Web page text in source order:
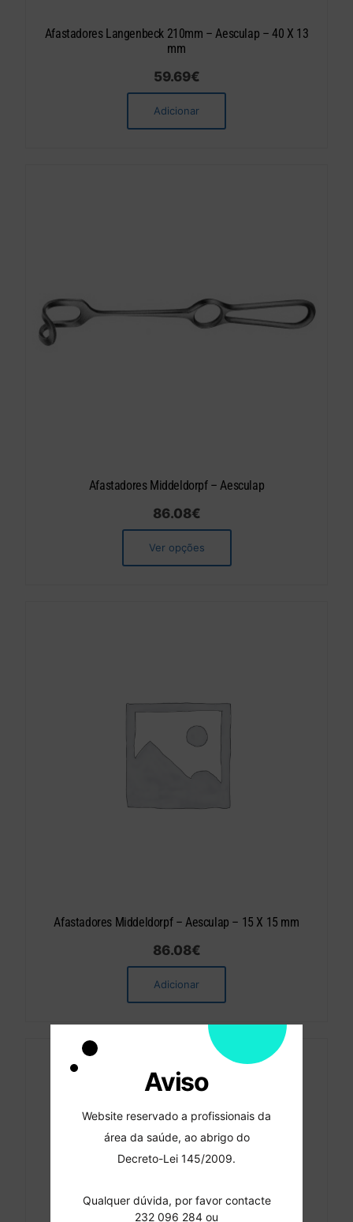
Afastadores Langenbeck 210mm – Aesculap – 40 X 13
mm
59.69€
Adicionar
Afastadores Middeldorpf – Aesculap
86.08€
Ver opções
Afastadores Middeldorpf – Aesculap – 15 X 15 mm
86.08€
Adicionar
Aviso
Website reservado a profissionais da
área da saúde, ao abrigo do
Decreto-Lei 145/2009.
Qualquer dúvida, por favor contacte
232 096 284 ou